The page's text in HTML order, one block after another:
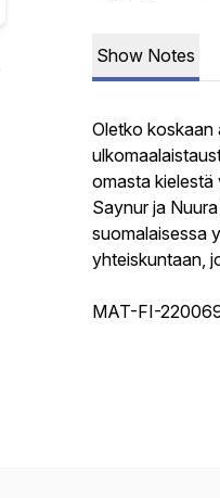
Show Notes
Oletko koskaan
omasta kielestä
Saynur ja
suomalaisessa
yhteiskuntaan,
MAT-FI-